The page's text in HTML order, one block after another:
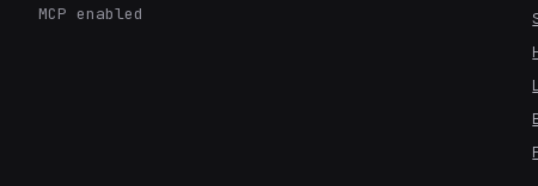
MCP enabled